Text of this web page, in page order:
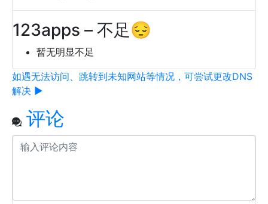
123apps – 不足😔
暂无明显不足
如遇无法访问、跳转到未知网站等情况，可尝试更改DNS
解决 ▶
评论